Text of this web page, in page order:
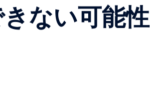
ない可能性